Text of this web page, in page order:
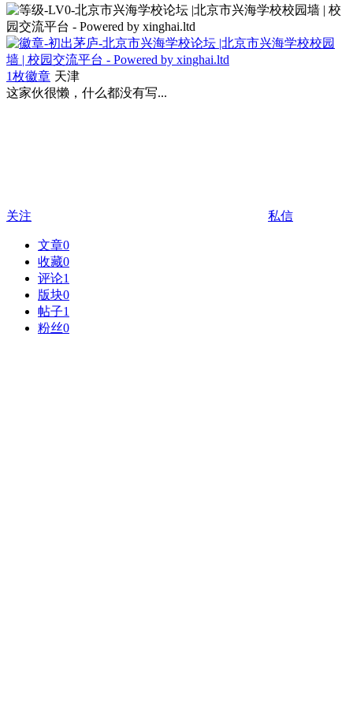
1枚徽章 天津
这家伙很懒，什么都没有写...
关注 私信
文章0
收藏0
评论1
版块0
帖子1
粉丝0